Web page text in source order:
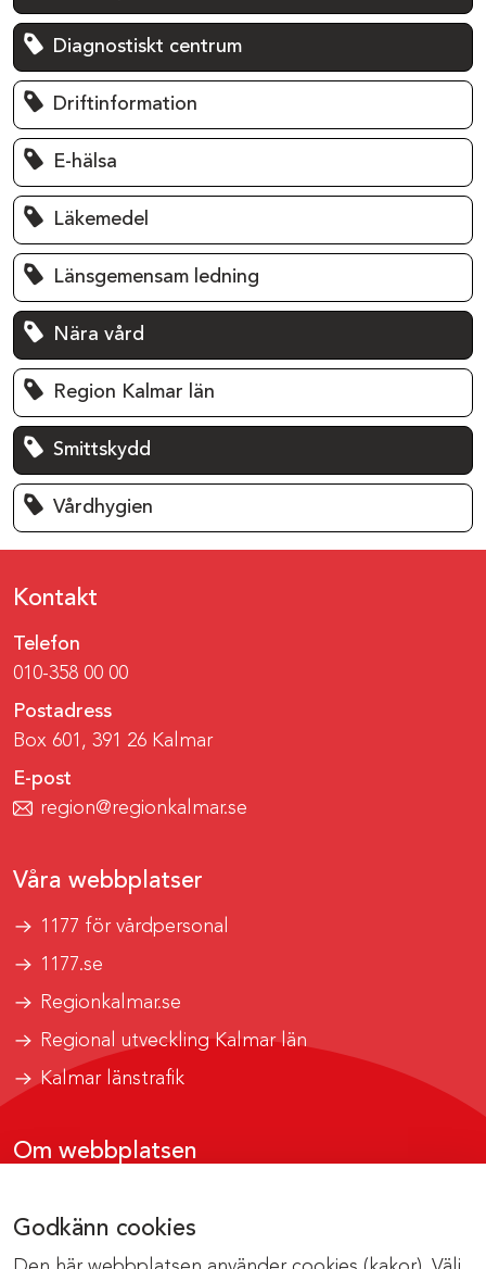
Godkänn cookies
Diagnostiskt centrum
Driftinformation
E-hälsa
Läkemedel
Länsgemensam ledning
Nära vård
Region Kalmar län
Smittskydd
Vårdhygien
Kontakt
Telefon
010-358 00 00
Postadress
Box 601, 391 26 Kalmar
E-post
region@regionkalmar.se
Våra webbplatser
1177 för vårdpersonal
1177.se
Regionkalmar.se
Regional utveckling Kalmar län
Kalmar länstrafik
Om webbplatsen
Om cookies